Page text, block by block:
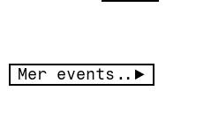
Mer events..